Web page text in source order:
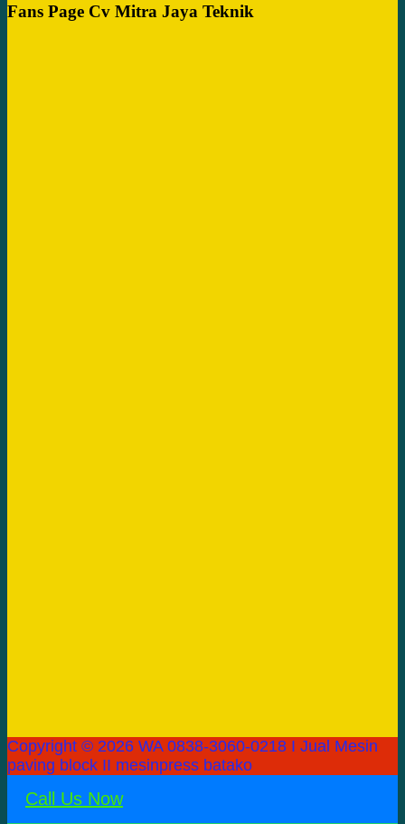
Fans Page Cv Mitra Jaya Teknik
Copyright © 2026 WA 0838-3060-0218 I Jual Mesin
paving block II mesinpress batako
Call Us Now